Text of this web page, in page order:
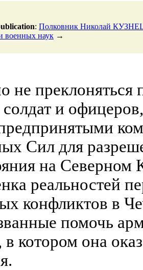
: Полковник Николай
военных наук →
не преклоняться
и
Сил для
на Северном
реальностей
конфликтов в
помочь
котором она